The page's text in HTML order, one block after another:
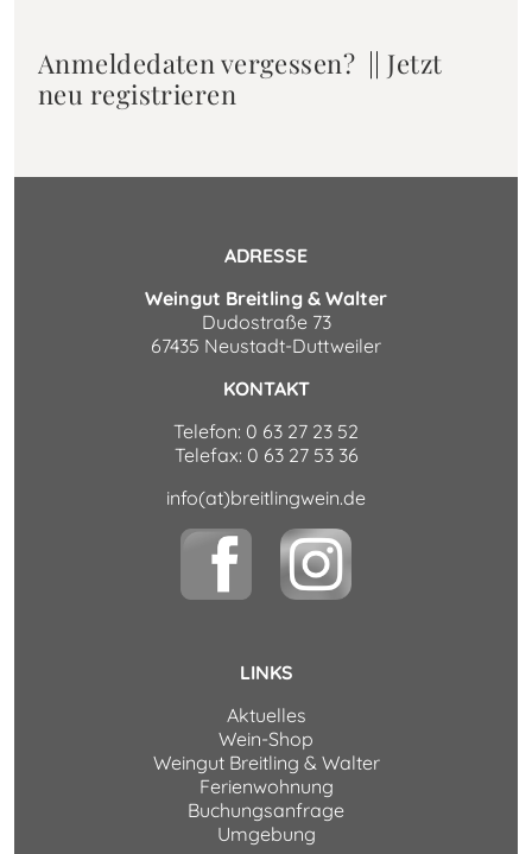
Anmeldedaten vergessen? || Jetzt
neu registrieren
ADRESSE
Weingut Breitling & Walter
Dudostraße 73
67435 Neustadt-Duttweiler
KONTAKT
Telefon: 0 63 27 23 52
Telefax: 0 63 27 53 36
info(at)breitlingwein.de
LINKS
Aktuelles
Wein-Shop
Weingut Breitling & Walter
Ferienwohnung
Buchungsanfrage
Umgebung